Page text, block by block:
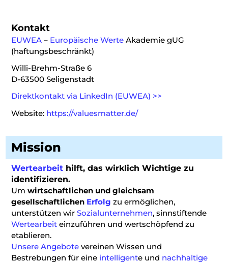
Kontakt
EUWEA – Europäische Werte Akademie gUG
(haftungsbeschränkt)
Willi-Brehm-Straße 6
D-63500 Seligenstadt
Direktkontakt via LinkedIn (EUWEA) >>
Website: https://valuesmatter.de/
Mission
Wertearbeit hilft, das wirklich Wichtige zu
identifizieren.
Um wirtschaftlichen und gleichsam
gesellschaftlichen Erfolg zu ermöglichen,
unterstützen wir Sozialunternehmen, sinnstiftende
Wertearbeit einzuführen und wertschöpfend zu
etablieren.
Unsere Angebote vereinen Wissen und
Bestrebungen für eine intelligente und nachhaltige